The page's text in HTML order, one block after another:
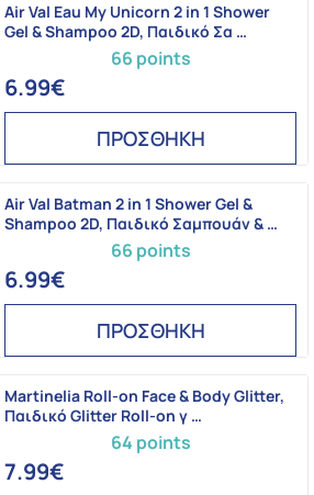
66 points
Air Val Eau My Unicorn 2 in 1 Shower
Gel & Shampoo 2D, Παιδικό Σα …
6.99€
ΠΡΟΣΘΗΚΗ
66 points
Air Val Batman 2 in 1 Shower Gel &
Shampoo 2D, Παιδικό Σαμπουάν & …
6.99€
ΠΡΟΣΘΗΚΗ
64 points
Martinelia Roll-on Face & Body Glitter,
Παιδικό Glitter Roll-on γ …
7.99€